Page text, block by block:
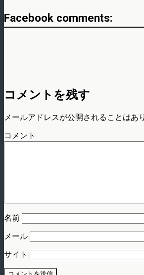
Facebook comments:
コメントを残す
メールアドレスが公開されることはあ
コメント
名前
メール
サイト